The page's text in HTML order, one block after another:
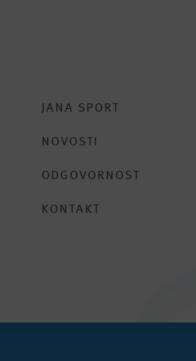
JANA SPORT
NOVOSTI
ODGOVORNOST
KONTAKT